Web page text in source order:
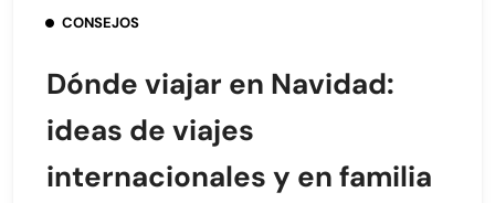
CONSEJOS
Dónde viajar en Navidad:
ideas de viajes
internacionales y en familia